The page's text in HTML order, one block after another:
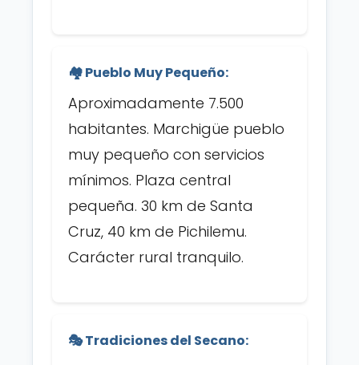
🏘️ Pueblo Muy Pequeño:
Aproximadamente 7.500
habitantes. Marchigüe pueblo
muy pequeño con servicios
mínimos. Plaza central
pequeña. 30 km de Santa
Cruz, 40 km de Pichilemu.
Carácter rural tranquilo.
🎭 Tradiciones del Secano: